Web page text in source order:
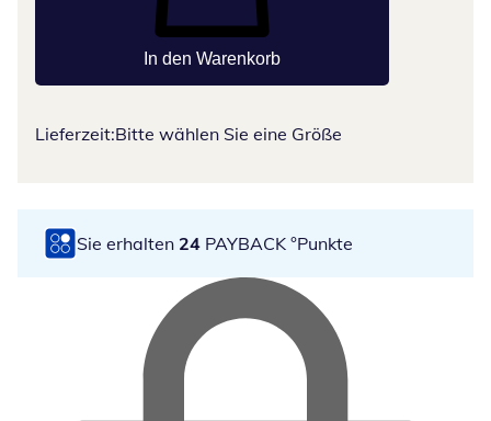
In den Warenkorb
Lieferzeit:Bitte wählen Sie eine Größe
Sie erhalten 24 PAYBACK °Punkte